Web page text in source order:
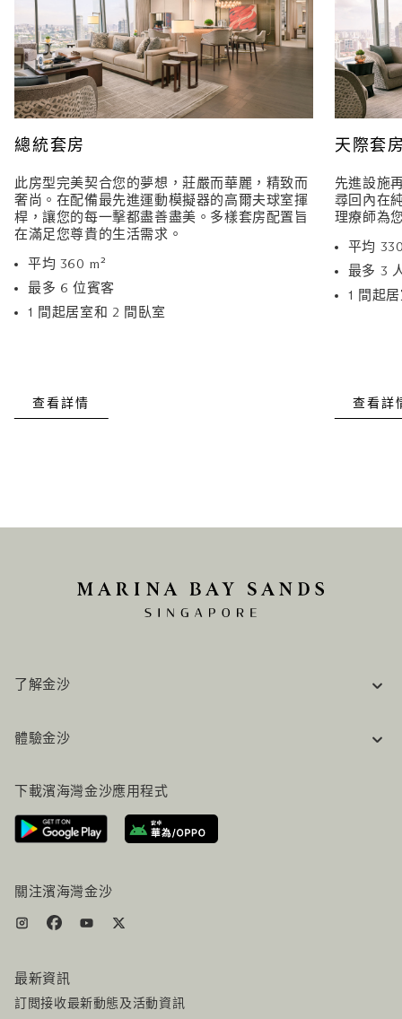
總統套房
此房型完美契合您的夢想，莊嚴而華麗，精致而
奢尚。在配備最先進運動模擬器的高爾夫球室揮
桿，讓您的每一擊都盡善盡美。多樣套房配置旨
在滿足您尊貴的生活需求。
平均 360 m²
最多 6 位賓客
1 間起居室和 2 間臥室
查看詳情
天際套
先進設施
尋回內在
理療師為
平均
最多 3
1 間起
查看詳
了解金沙
工作機會
聯絡我們
體驗金沙
行程規劃
路線指引
服務設施
下載濱海灣金沙應用程式
關注濱海灣金沙
最新資訊
訂閲接收最新動態及活動資訊